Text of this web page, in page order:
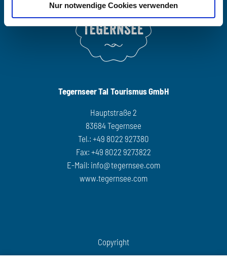
Nur notwendige Cookies verwenden
Tegernseer Tal Tourismus GmbH
Hauptstraße 2
83684 Tegernsee
Tel.: +49 8022 927380
Fax: +49 8022 9273822
E-Mail: info@tegernsee.com
www.tegernsee.com
Copyright